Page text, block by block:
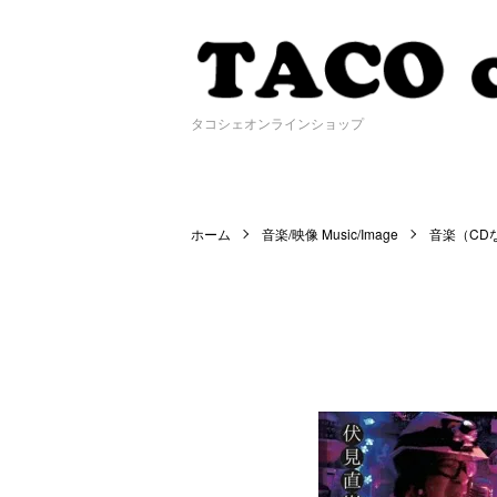
タコシェオンラインショップ
ホーム 音楽/映像 Music/Image 音楽（CD